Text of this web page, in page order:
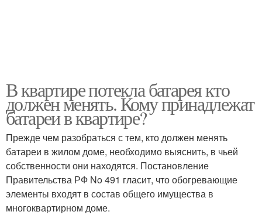
В квартире потекла батарея кто
должен менять. Кому принадлежат
батареи в квартире?
Прежде чем разобраться с тем, кто должен менять
батареи в жилом доме, необходимо выяснить, в чьей
собственности они находятся. Постановление
Правительства РФ No 491 гласит, что обогревающие
элементы входят в состав общего имущества в
многоквартирном доме.